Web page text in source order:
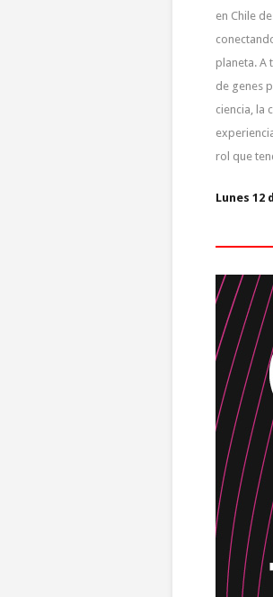
en Chile
planeta. A
de genes
ciencia, la
rol que
Lunes 12